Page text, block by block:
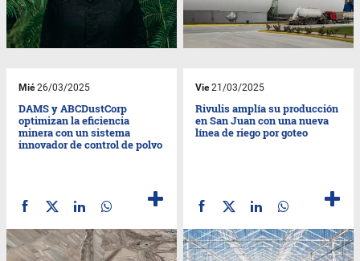
Mié26/03/2025
DAMS y ABCDustCorp
optimizan la eficiencia
minera con un sistema
innovador de control de polvo
Vie21/03/2025
Rivulis amplía su producción
en San Juan con una nueva
línea de riego por goteo